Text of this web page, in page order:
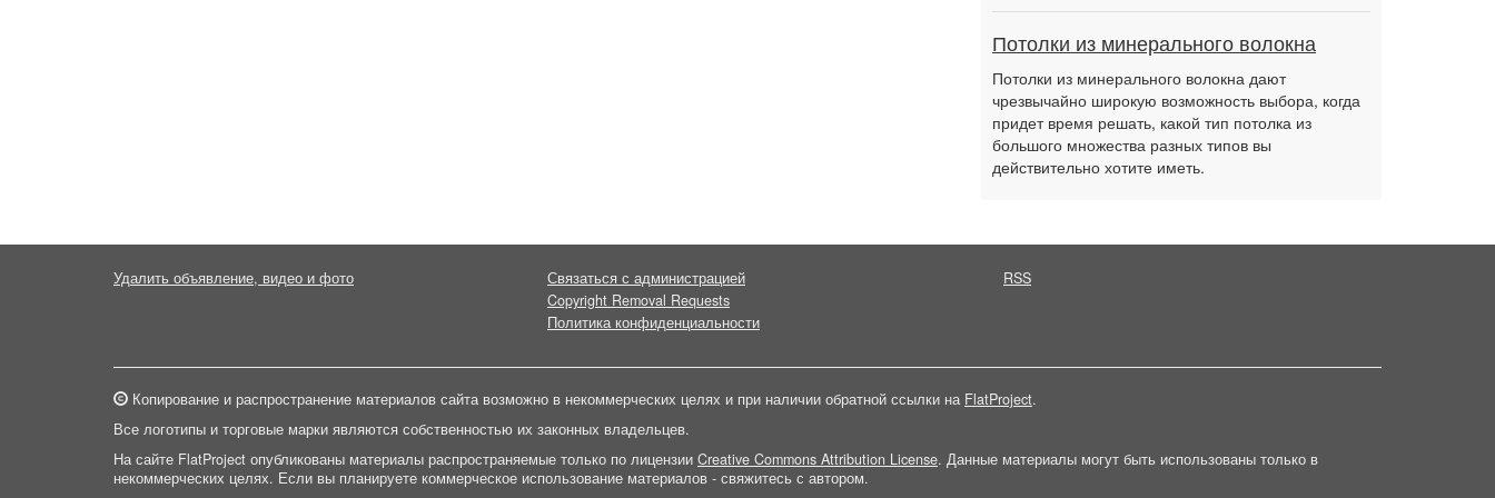
Потолки из минерального волокна
Потолки из минерального волокна дают
чрезвычайно широкую возможность выбора, когда
придет время решать, какой тип потолка из
большого множества разных типов вы
действительно хотите иметь.
Удалить объявление, видео и фото
Связаться с администрацией
Copyright Removal Requests
Политика конфиденциальности
RSS
Копирование и распространение материалов сайта возможно в некоммерческих целях и при наличии обратной ссылки на FlatProject.
Все логотипы и торговые марки являются собственностью их законных владельцев.
На сайте FlatProject опубликованы материалы распространяемые только по лицензии Creative Commons Attribution License. Данные материалы могут быть использованы только в
некоммерческих целях. Если вы планируете коммерческое использование материалов - свяжитесь с автором.